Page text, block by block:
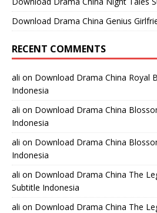
Download Drama China Genius
RECENT COMMENTS
ali on Download Drama China Royal
Indonesia
ali on Download Drama China
Indonesia
ali on Download Drama China
Indonesia
ali on Download Drama China The
Subtitle Indonesia
ali on Download Drama China The